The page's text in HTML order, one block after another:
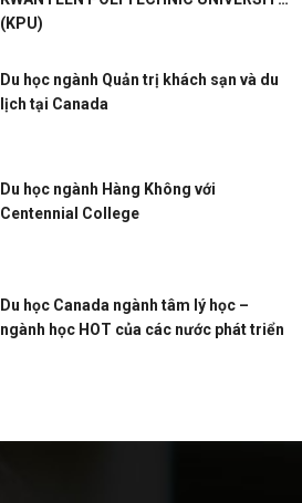
(KPU)
Du học ngành Quản trị khách sạn và du
lịch tại Canada
Du học ngành Hàng Không với
Centennial College
Du học Canada ngành tâm lý học –
ngành học HOT của các nước phát triển